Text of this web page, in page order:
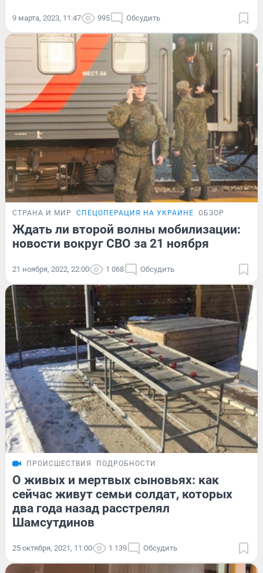
9 марта, 2023, 11:47 995 Обсудить
СТРАНА И МИР СПЕЦОПЕРАЦИЯ НА УКРАИНЕ ОБЗОР
Ждать ли второй волны мобилизации:
новости вокруг СВО за 21 ноября
21 ноября, 2022, 22:00 1 068 Обсудить
ПРОИСШЕСТВИЯ ПОДРОБНОСТИ
О живых и мертвых сыновьях: как
сейчас живут семьи солдат, которых
два года назад расстрелял
Шамсутдинов
25 октября, 2021, 11:00 1 139 Обсудить